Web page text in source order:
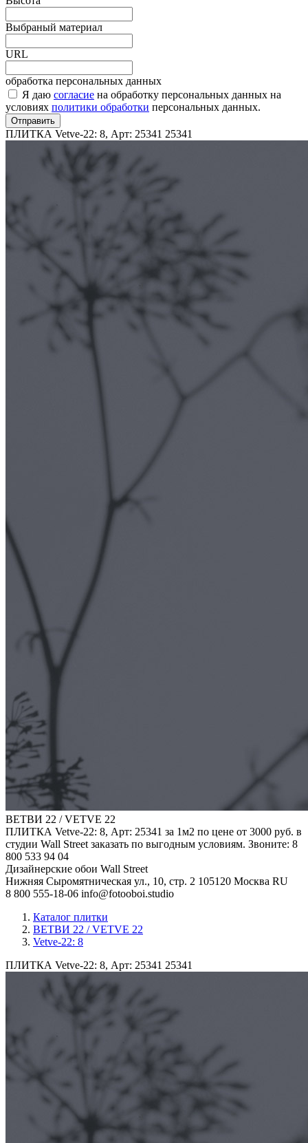
Выбраный материал
URL
обработка персональных данных
Я даю согласие на обработку персональных данных на
условиях политики обработки персональных данных.
Отправить
ПЛИТКА Vetve-22: 8, Арт: 25341 25341
ВЕТВИ 22 / VETVE 22
ПЛИТКА Vetve-22: 8, Арт: 25341 за 1м2 по цене от 3000 руб. в
студии Wall Street заказать по выгодным условиям. Звоните: 8
800 533 94 04
Дизайнерские обои Wall Street
Нижняя Сыромятническая ул., 10, стр. 2 105120 Москва RU
8 800 555-18-06 info@fotooboi.studio
Каталог плитки
ВЕТВИ 22 / VETVE 22
Vetve-22: 8
ПЛИТКА Vetve-22: 8, Арт: 25341 25341